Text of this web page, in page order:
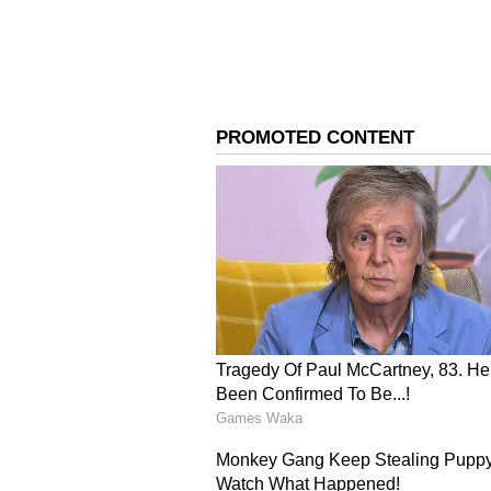
తాజాగా ఆస్ట్రేలియా సీనియర్ బ్యాటర్, మాజీ
ట్రోఫీ గురించి కొన్ని ఇంట్రెస్టింగ్
పెద్దది. ఇక్కడి పరిస్థితులను దాటుకుని
వ్యాఖ్యానించాడు స్టీవ్ స్మిత్..